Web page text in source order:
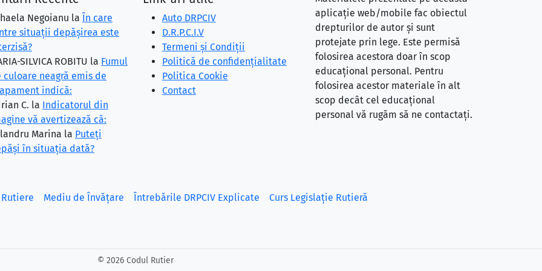
Negoianu la În care
situaţii depăşirea este
SILVICA ROBITU la Fumul
culoare neagră emis de
indică:
C. la Indicatorul din
vă avertizează că:
Marina la Puteţi
în situaţia dată?
Auto DRPCIV
D.R.P.C.I.V
Termeni și Condiții
Politică de confidențialitate
Politica Cookie
Contact
aplicație web/mobile fac obiectul
drepturilor de autor și sunt
protejate prin lege. Este permisă
folosirea acestora doar în scop
educațional personal. Pentru
folosirea acestor materiale în alt
scop decât cel educațional
personal vă rugăm să ne contactați.
Mediu de Învățare Întrebările DRPCIV Explicate Curs Legislație Rutieră
© 2026 Codul Rutier